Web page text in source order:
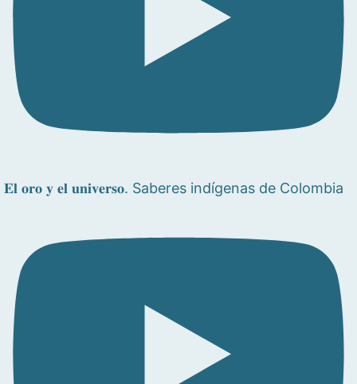
𝐄𝐥 𝐨𝐫𝐨 𝐲 𝐞𝐥 𝐮𝐧𝐢𝐯𝐞𝐫𝐬𝐨. Saberes indígenas de Colombia